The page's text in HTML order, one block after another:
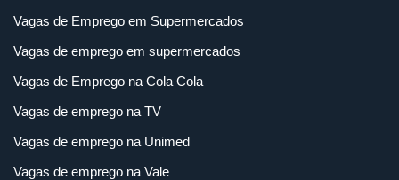
Vagas de Emprego em Supermercados
Vagas de emprego em supermercados
Vagas de Emprego na Cola Cola
Vagas de emprego na TV
Vagas de emprego na Unimed
Vagas de emprego na Vale